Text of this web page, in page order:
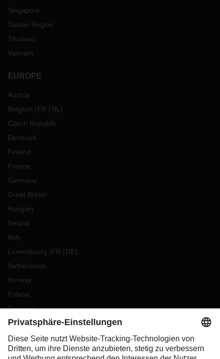
Singapore
Taiwan Region
Thailand
Vietnam
EUROPE
Austria
Belgium (FR NL )
Czech Republic
Denmark
Finland
France
Germany
Great Britain
Hungary
Ireland
Italy
Luxembourg (FR DE)
Netherlands
Norway
Poland
Portugal
Romania
Slovakia
Spain